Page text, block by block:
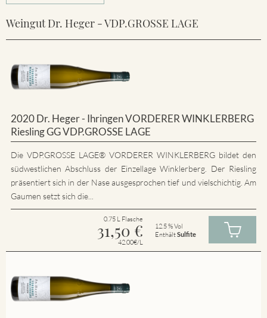
Spätburgunder Rosé
Weingut Dr. Heger - VDP.GROSSE LAGE
2020 Dr. Heger - Ihringen VORDERER WINKLERBERG
Riesling GG VDP.GROSSE LAGE
Die VDP.GROSSE LAGE® VORDERER WINKLERBERG bildet den
südwestlichen Abschluss der Einzellage Winklerberg. Der Riesling
präsentiert sich in der Nase ausgesprochen tief und vielschichtig. Am
Gaumen setzt sich die...
0.75 L Flasche
31,50 €
42.00€/L
12.5 % Vol
EnthältSulfite